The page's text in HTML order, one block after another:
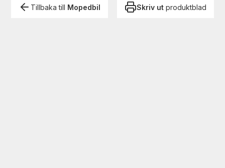
Tillbaka till Mopedbil Skriv utproduktblad